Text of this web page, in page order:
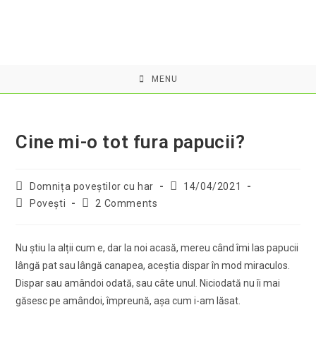
MENU
Cine mi-o tot fura papucii?
Post
author:
Domnița poveştilor cu har
Post14/04/2021
PostPovești
Post2 Comments
Nu știu la alții cum e, dar la noi acasă, mereu când îmi las papucii
lângă pat sau lângă canapea, aceștia dispar în mod miraculos.
Dispar sau amândoi odată, sau câte unul. Niciodată nu îi mai
găsesc pe amândoi, împreună, așa cum i-am lăsat.